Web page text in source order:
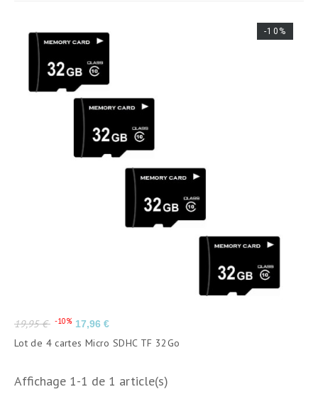
-10%
Prix
de
base
19,95 € -10% Prix
17,96 €
Lot de 4 cartes Micro SDHC TF 32Go
Affichage 1-1 de 1 article(s)